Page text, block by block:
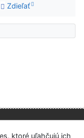
Zdieľať
ktoré uľahčujú ich